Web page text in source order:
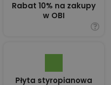
Rabat 10% na zakupy
w OBI
Płyta styropianowa